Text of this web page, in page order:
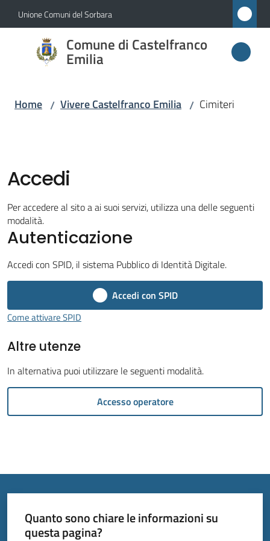
Vai al contenuto
Vai alla navigazione
Vai al footer
Unione Comuni del Sorbara
Comune di Castelfranco
Emilia
Comune di
Castelfranco
Servizi
Vivere
Emilia
Menu selezionato
Tutti
argomenti...
Home / Vivere Castelfranco Emilia / Cimiteri
Accedi
Per accedere al sito a ai suoi servizi, utilizza una delle seguenti
modalità.
Autenticazione
Accedi con SPID, il sistema Pubblico di Identità Digitale.
Accedi con SPID
Come attivare SPID
Altre utenze
In alternativa puoi utilizzare le seguenti modalità.
Accesso operatore
Quanto sono chiare le informazioni su
questa pagina?